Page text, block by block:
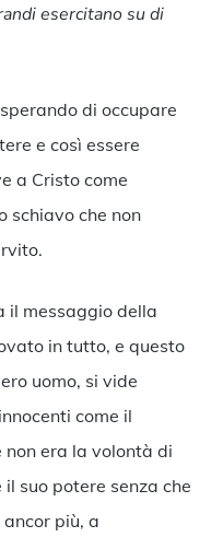
esercitano su di
di occupare
e così essere
a Cristo come
schiavo che non
il messaggio della
in tutto, e questo
uomo, si vide
come il
non era la volontà di
suo potere senza che
più, a